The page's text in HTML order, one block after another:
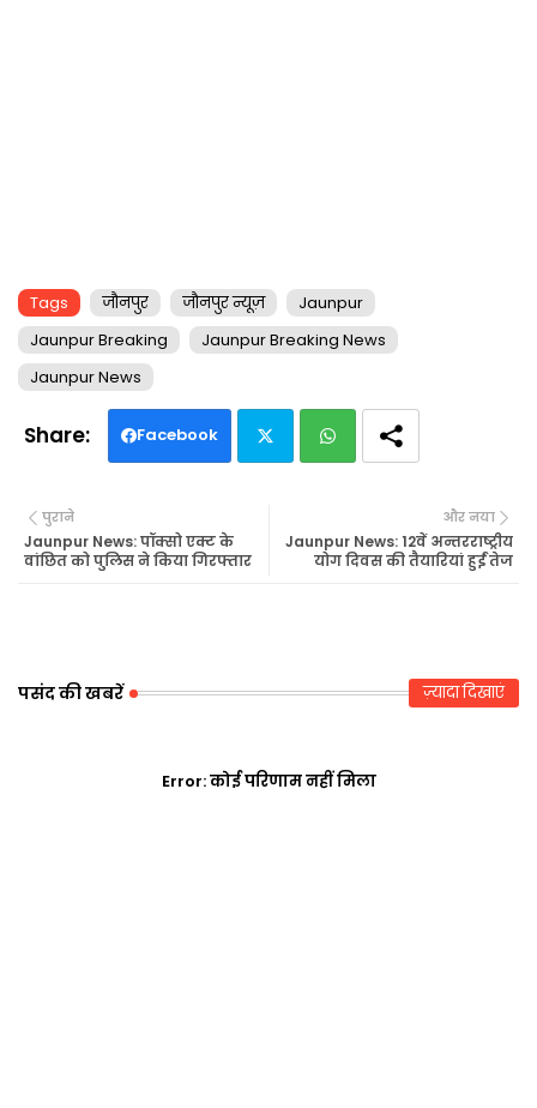
Tags जौनपुर जौनपुर न्यूज़
Jaunpur
Jaunpur Breaking
Jaunpur Breaking News
Jaunpur News
Facebook
ats
और नया
Jaunpur News: 12वें अन्तरराष्ट्रीय
योग दिवस की तैयारियां हुईं तेज
पुराने
Jaunpur News: पॉक्सो एक्ट के
वांछित को पुलिस ने किया गिरफ्तार
पसंद की खबरें ज़्यादा दिखाएं
Error:कोई परिणाम नहीं मिला